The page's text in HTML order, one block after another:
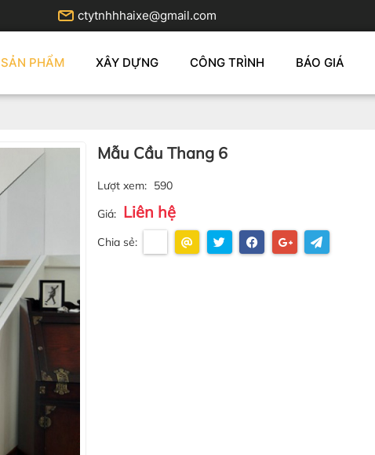
ctytnhhhaixe@gmail.com
SẢN PHẨM XÂY DỰNG CÔNG TRÌNH BÁO GIÁ
Mẫu Cầu Thang 6
Lượt xem: 590
Giá: Liên hệ
Chia sẻ: